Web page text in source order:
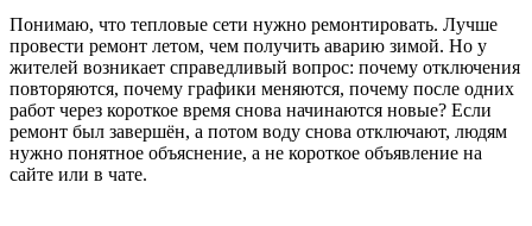
Понимаю, что тепловые сети нужно ремонтировать. Лучше
провести ремонт летом, чем получить аварию зимой. Но у
жителей возникает справедливый вопрос: почему отключения
повторяются, почему графики меняются, почему после одних
работ через короткое время снова начинаются новые? Если
ремонт был завершён, а потом воду снова отключают, людям
нужно понятное объяснение, а не короткое объявление на
сайте или в чате.